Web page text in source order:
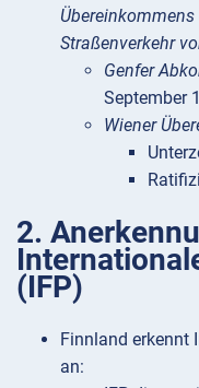
Straßenverkehr
Genfer
September
Wiener
2.
(IFP)
Finnland erkennt
an: